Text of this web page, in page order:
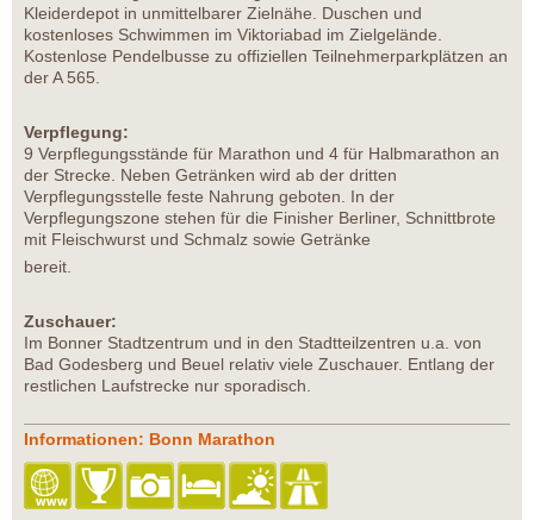
Kleiderdepot in unmittelbarer Zielnähe. Duschen und
kostenloses Schwimmen im Viktoriabad im Zielgelände.
Kostenlose Pendelbusse zu offiziellen Teilnehmerparkplätzen an
der A 565.
Verpflegung:
9 Verpflegungsstände für Marathon und 4 für Halbmarathon an
der Strecke. Neben Getränken wird ab der dritten
Verpflegungsstelle feste Nahrung geboten. In der
Verpflegungszone stehen für die Finisher Berliner, Schnittbrote
mit Fleischwurst und Schmalz sowie Getränke
bereit.
Zuschauer:
Im Bonner Stadtzentrum und in den Stadtteilzentren u.a. von
Bad Godesberg und Beuel relativ viele Zuschauer. Entlang der
restlichen Laufstrecke nur sporadisch.
Informationen: Bonn Marathon